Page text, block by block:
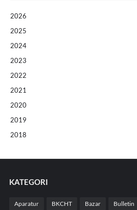
2026
2025
2024
2023
2022
2021
2020
2019
2018
KATEGORI
Aparatur BKCHT Bazar Bulletin